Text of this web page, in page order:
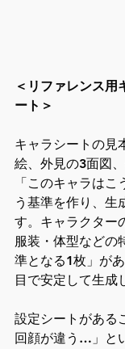
＜リファレンス用
ート＞
キャラシートの見
絵、外見の3面図、
「このキャラは
う基準を作り、生
す。キャラクター
服装・体型などの
準となる1枚」が
目で安定して生成
設定シートがある
回顔が違う…」と